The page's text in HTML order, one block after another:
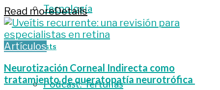
Tecnología
Podcasts
Podcast: Tertulias
Read moreDetails
Artículos
Neurotización Corneal Indirecta como
tratamiento de queratopatía neurotrófica